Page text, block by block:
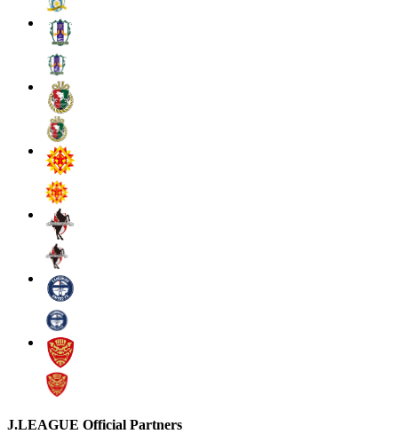
J.LEAGUE Official Partners